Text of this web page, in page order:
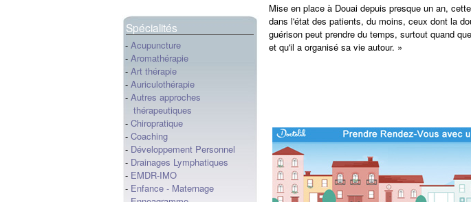
Spécialités
- Acupuncture
- Aromathérapie
- Art thérapie
- Auriculothérapie
- Autres approches
thérapeutiques
- Chiropratique
- Coaching
- Développement Personnel
- Drainages Lymphatiques
- EMDR-IMO
- Enfance - Maternage
Mise en place à Douai depuis presque un an,
dans l'état des patients, du moins, ceux dont la
guérison peut prendre du temps, surtout quand
et qu'il a organisé sa vie autour. »